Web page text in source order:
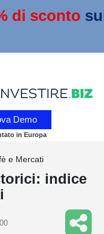
di sconto
Demo
in Europa
e Mercati
indice